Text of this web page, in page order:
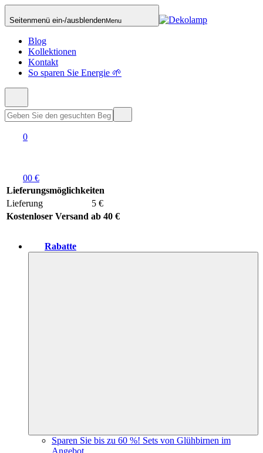
Seitenmenü ein-/ausblendenMenu
Blog
Kollektionen
Kontakt
So sparen Sie Energie 🌱
0
00 €
Lieferungsmöglichkeiten
Lieferung
5 €
Kostenloser Versand ab 40 €
Rabatte
Sparen Sie bis zu 60 %! Sets von Glühbirnen im
Angebot